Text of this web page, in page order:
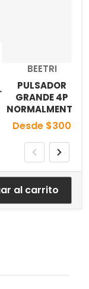
Proveedor:
BEETRI
PULSADOR
GRANDE 4P
NORMALMENTE
ABIERTO
(12X12mm)
Desde $300
al carrito